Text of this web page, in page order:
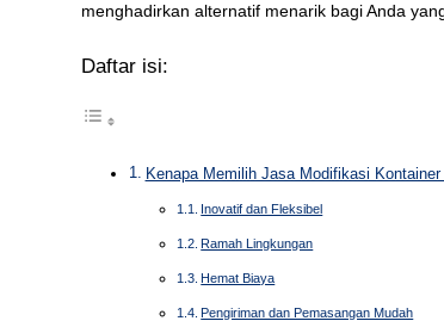
menghadirkan alternatif menarik bagi Anda
Daftar isi:
Kenapa Memilih Jasa Modifikasi
Inovatif dan Fleksibel
Ramah Lingkungan
Hemat Biaya
Pengiriman dan Pemasangan Mudah